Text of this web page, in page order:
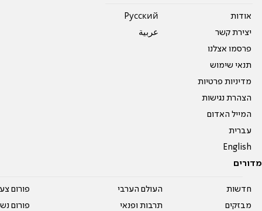
אודות
יצירת קשר
פרסמו אצלנו
תנאי שימוש
מדיניות פרטיות
הצהרת נגישות
המייל האדום
עברית
English
Pусский
عربية
מדורים
חדשות
מבזקים
העולם הערבי
תרבות ופנאי
פורום
פורום